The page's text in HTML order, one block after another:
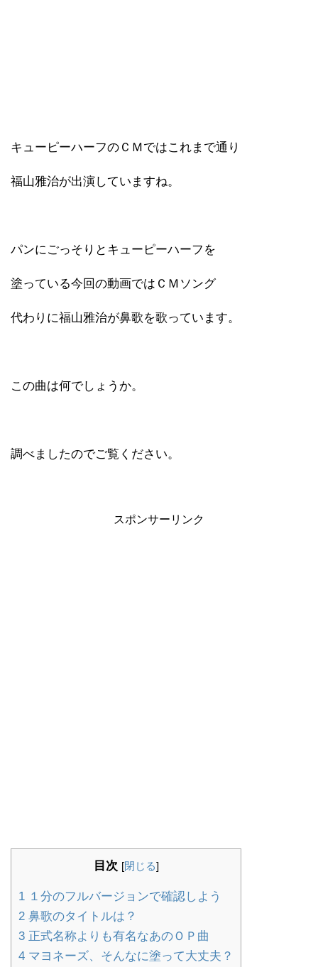
キューピーハーフのＣＭではこれまで通り
福山雅治が出演していますね。
パンにごっそりとキューピーハーフを
塗っている今回の動画ではＣＭソング
代わりに福山雅治が鼻歌を歌っています。
この曲は何でしょうか。
調べましたのでご覧ください。
スポンサーリンク
目次 [閉じる]
1 １分のフルバージョンで確認しよう
2 鼻歌のタイトルは？
3 正式名称よりも有名なあのＯＰ曲
4 マヨネーズ、そんなに塗って大丈夫？